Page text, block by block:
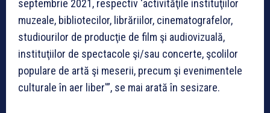
septembrie 2021, respectiv ‘activităţile instituţiilor
muzeale, bibliotecilor, librăriilor, cinematografelor,
studiourilor de producţie de film şi audiovizuală,
instituţiilor de spectacole şi/sau concerte, şcolilor
populare de artă şi meserii, precum şi evenimentele
culturale în aer liber'”, se mai arată în sesizare.